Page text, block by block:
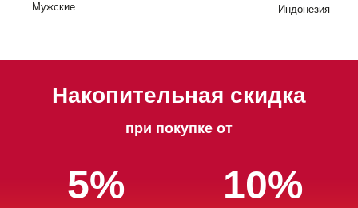
Мужские
Индонезия
Накопительная скидка
при покупке от
5% 10%